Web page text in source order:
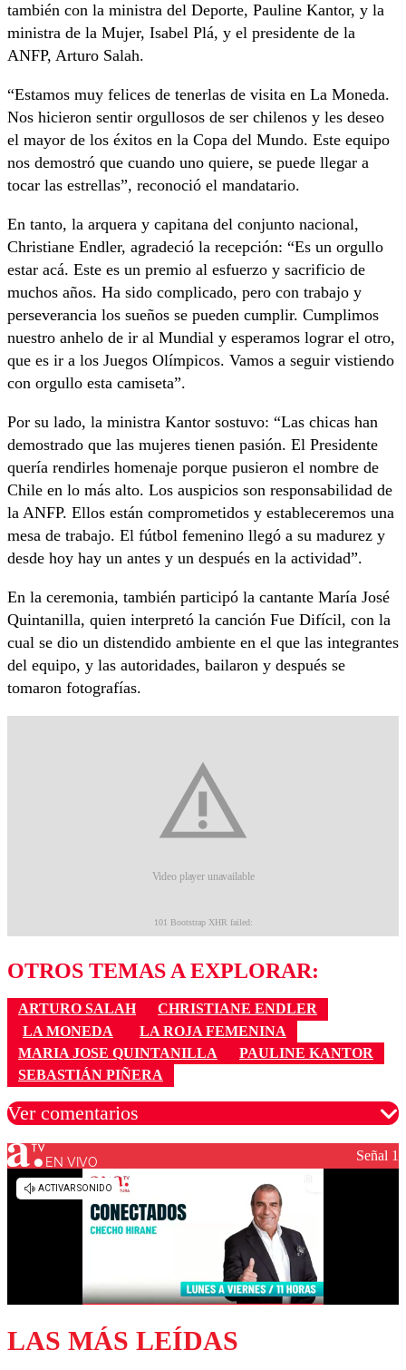
también con la ministra del Deporte, Pauline Kantor, y la
ministra de la Mujer, Isabel Plá, y el presidente de la
ANFP, Arturo Salah.
“Estamos muy felices de tenerlas de visita en La Moneda.
Nos hicieron sentir orgullosos de ser chilenos y les deseo
el mayor de los éxitos en la Copa del Mundo. Este equipo
nos demostró que cuando uno quiere, se puede llegar a
tocar las estrellas”, reconoció el mandatario.
En tanto, la arquera y capitana del conjunto nacional,
Christiane Endler, agradeció la recepción: “Es un orgullo
estar acá. Este es un premio al esfuerzo y sacrificio de
muchos años. Ha sido complicado, pero con trabajo y
perseverancia los sueños se pueden cumplir. Cumplimos
nuestro anhelo de ir al Mundial y esperamos lograr el otro,
que es ir a los Juegos Olímpicos. Vamos a seguir vistiendo
con orgullo esta camiseta”.
Por su lado, la ministra Kantor sostuvo: “Las chicas han
demostrado que las mujeres tienen pasión. El Presidente
quería rendirles homenaje porque pusieron el nombre de
Chile en lo más alto. Los auspicios son responsabilidad de
la ANFP. Ellos están comprometidos y estableceremos una
mesa de trabajo. El fútbol femenino llegó a su madurez y
desde hoy hay un antes y un después en la actividad”.
En la ceremonia, también participó la cantante María José
Quintanilla, quien interpretó la canción Fue Difícil, con la
cual se dio un distendido ambiente en el que las integrantes
del equipo, y las autoridades, bailaron y después se
tomaron fotografías.
OTROS TEMAS A EXPLORAR:
ARTURO SALAH
CHRISTIANE ENDLER
LA MONEDA
LA ROJA FEMENINA
MARIA JOSE QUINTANILLA
PAULINE KANTOR
SEBASTIÁN PIÑERA
Ver comentarios
Los comentarios son moderados para garantizar un
diálogo respetuoso.
EN VIVO Señal 1
LAS MÁS LEÍDAS